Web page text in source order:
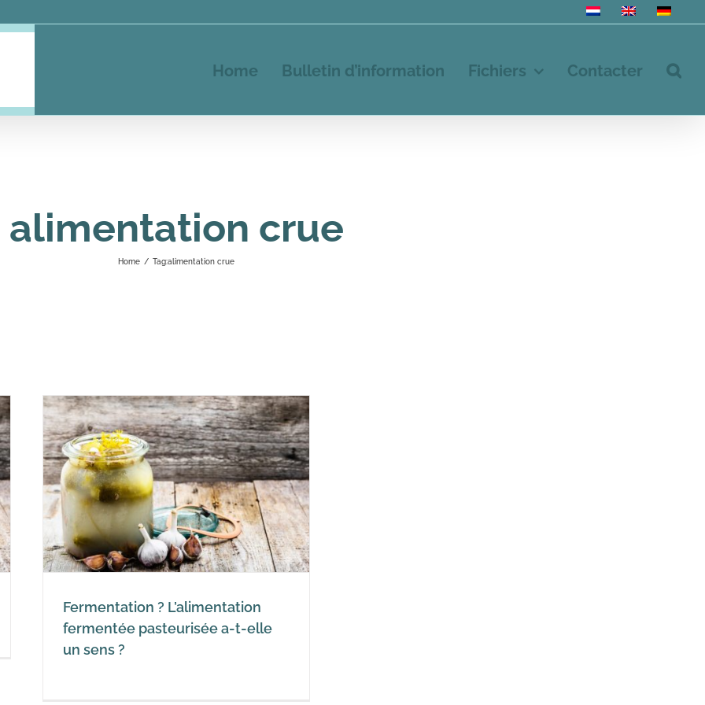
Home Bulletin d’information Fichiers Contacter
alimentation crue
Home / Tag:alimentation crue
Fermentation ? L’alimentation
fermentée pasteurisée a-t-elle
un sens ?